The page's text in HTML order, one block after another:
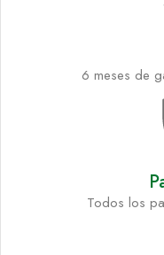
6 meses de
Todos los